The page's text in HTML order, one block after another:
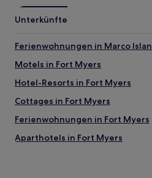
Unterkünfte
Ferienwohnungen in Marco
Motels in Fort Myers
Hotel-Resorts in Fort Myers
Cottages in Fort Myers
Ferienwohnungen in Fort Myers
Aparthotels in Fort Myers